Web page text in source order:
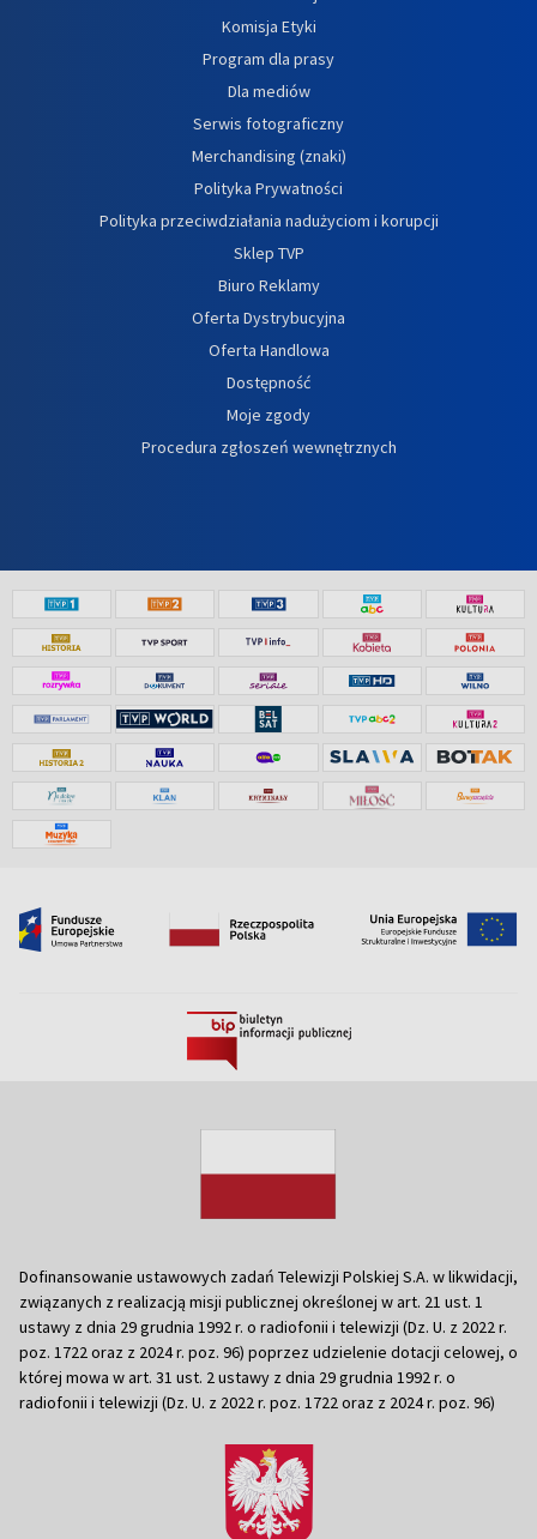
Komisja Etyki
Program dla prasy
Dla mediów
Serwis fotograficzny
Merchandising (znaki)
Polityka Prywatności
Polityka przeciwdziałania nadużyciom i korupcji
Sklep TVP
Biuro Reklamy
Oferta Dystrybucyjna
Oferta Handlowa
Dostępność
Moje zgody
Procedura zgłoszeń wewnętrznych
Dofinansowanie ustawowych zadań Telewizji Polskiej S.A. w likwidacji,
związanych z realizacją misji publicznej określonej w art. 21 ust. 1
ustawy z dnia 29 grudnia 1992 r. o radiofonii i telewizji (Dz. U. z 2022 r.
poz. 1722 oraz z 2024 r. poz. 96) poprzez udzielenie dotacji celowej, o
której mowa w art. 31 ust. 2 ustawy z dnia 29 grudnia 1992 r. o
radiofonii i telewizji (Dz. U. z 2022 r. poz. 1722 oraz z 2024 r. poz. 96)